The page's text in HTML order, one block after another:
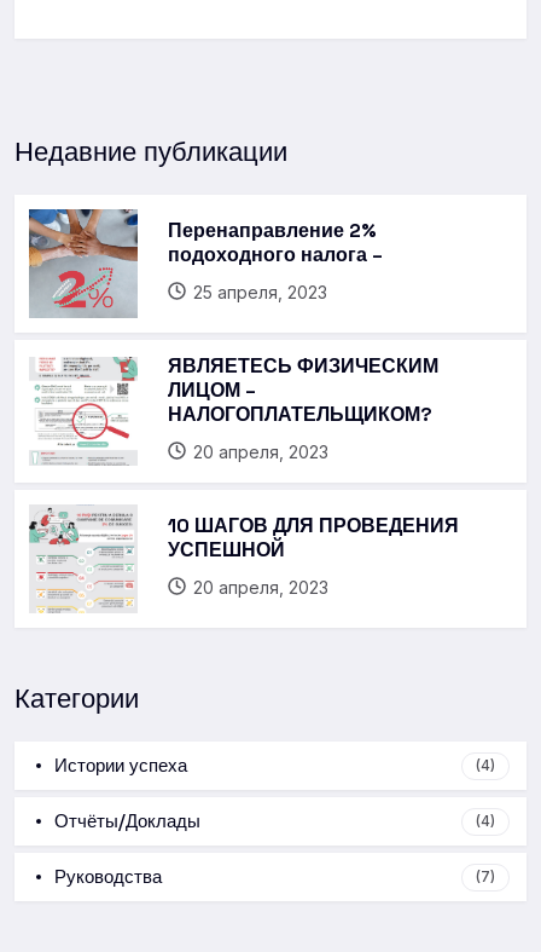
Недавние публикации
Перенаправление 2%
подоходного налога –
25 апреля, 2023
ЯВЛЯЕТЕСЬ ФИЗИЧЕСКИМ
ЛИЦОМ –
НАЛОГОПЛАТЕЛЬЩИКОМ?
20 апреля, 2023
10 ШАГОВ ДЛЯ ПРОВЕДЕНИЯ
УСПЕШНОЙ
20 апреля, 2023
Категории
Истории успеха (4)
Отчёты/Доклады (4)
Руководства (7)